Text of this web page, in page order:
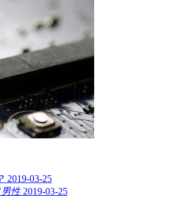
2019-03-25
性 2019-03-25